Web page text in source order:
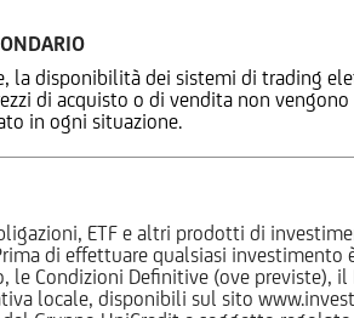
la disponibilità dei sistemi di trading
di acquisto o di vendita non
in ogni situazione.
ETF e altri prodotti di
di effettuare qualsiasi
Condizioni Definitive (ove previste),
locale, disponibili sul sito